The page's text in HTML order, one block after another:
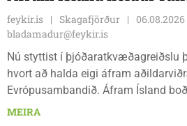
feykir.is Skagafjörður 06.08.2026
bladamadur@feykir.is
Nú styttist í þjóðaratkvæðagreiðslu
hvort að halda eigi áfram
Evrópusambandið. Áfram Ísland
Frímúrarasalnum Borgarmýri 1 á
MEIRA